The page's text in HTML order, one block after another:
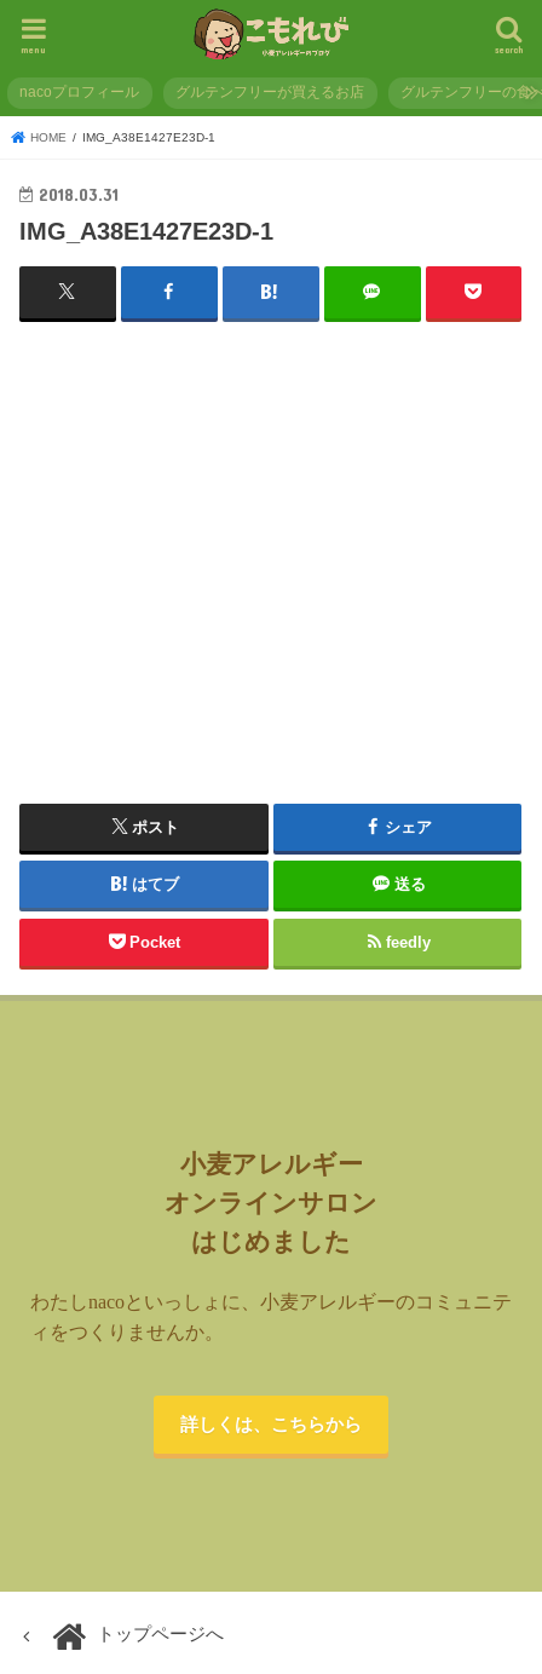
search
menu
nacoプロフィール グルテンフリーが買えるお店 グルテンフリーの食
HOME IMG_A38E1427E23D-1
2018.03.31
IMG_A38E1427E23D-1
ポスト シェア
はてブ 送る
Pocket feedly
小麦アレルギー
オンラインサロン
はじめました
わたしnacoといっしょに、小麦アレルギーのコミュニテ
ィをつくりませんか。
詳しくは、こちらから
トップページへ